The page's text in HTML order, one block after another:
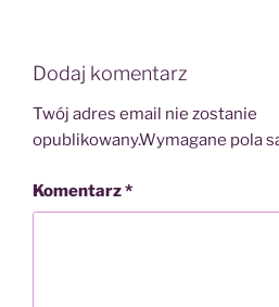
Dodaj komentarz
Twój adres email nie zostanie
opublikowany.Wymagane pola
Komentarz*